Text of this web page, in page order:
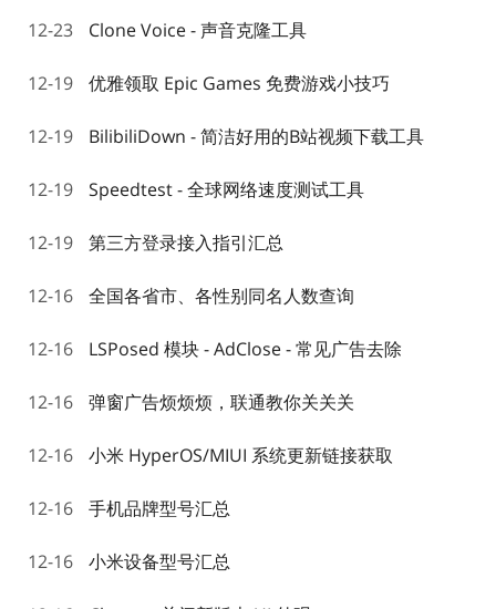
12-23 Clone Voice - 声音克隆工具
12-19 优雅领取 Epic Games 免费游戏小技巧
12-19 BilibiliDown - 简洁好用的B站视频下载工具
12-19 Speedtest - 全球网络速度测试工具
12-19 第三方登录接入指引汇总
12-16 全国各省市、各性别同名人数查询
12-16 LSPosed 模块 - AdClose - 常见广告去除
12-16 弹窗广告烦烦烦，联通教你关关关
12-16 小米 HyperOS/MIUI 系统更新链接获取
12-16 手机品牌型号汇总
12-16 小米设备型号汇总